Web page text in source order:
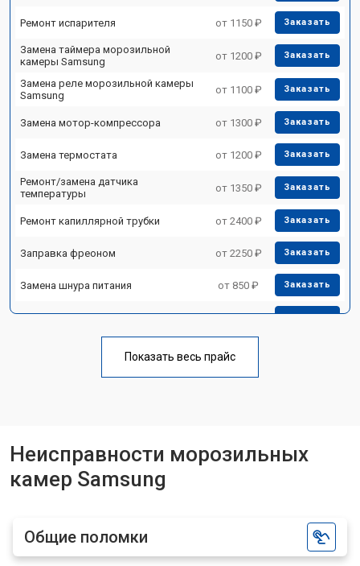
Ремонт испарителя от 1150 ₽ Заказать
Замена таймера морозильной
камеры Samsung
от 1200 ₽ Заказать
Замена реле морозильной камеры
Samsung
от 1100 ₽ Заказать
Замена мотор-компрессора от 1300 ₽ Заказать
Замена термостата от 1200 ₽ Заказать
Ремонт/замена датчика
температуры
от 1350 ₽ Заказать
Ремонт капиллярной трубки от 2400 ₽ Заказать
Заправка фреоном от 2250 ₽ Заказать
Замена шнура питания от 850 ₽ Заказать
Ремонт вентилятора от 950 ₽ Заказать
Показать весь прайс
Неисправности морозильных
камер Samsung
Общие поломки